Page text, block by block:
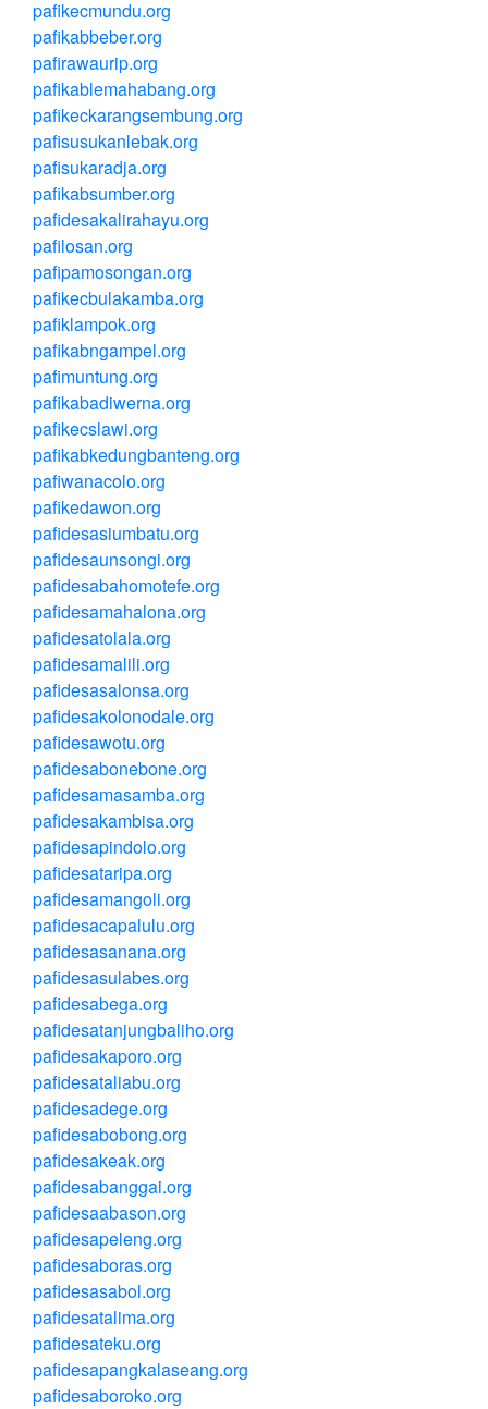
pafikecmundu.org
pafikabbeber.org
pafirawaurip.org
pafikablemahabang.org
pafikeckarangsembung.org
pafisusukanlebak.org
pafisukaradja.org
pafikabsumber.org
pafidesakalirahayu.org
pafilosan.org
pafipamosongan.org
pafikecbulakamba.org
pafiklampok.org
pafikabngampel.org
pafimuntung.org
pafikabadiwerna.org
pafikecslawi.org
pafikabkedungbanteng.org
pafiwanacolo.org
pafikedawon.org
pafidesasiumbatu.org
pafidesaunsongi.org
pafidesabahomotefe.org
pafidesamahalona.org
pafidesatolala.org
pafidesamalili.org
pafidesasalonsa.org
pafidesakolonodale.org
pafidesawotu.org
pafidesabonebone.org
pafidesamasamba.org
pafidesakambisa.org
pafidesapindolo.org
pafidesataripa.org
pafidesamangoli.org
pafidesacapalulu.org
pafidesasanana.org
pafidesasulabes.org
pafidesabega.org
pafidesatanjungbaliho.org
pafidesakaporo.org
pafidesataliabu.org
pafidesadege.org
pafidesabobong.org
pafidesakeak.org
pafidesabanggai.org
pafidesaabason.org
pafidesapeleng.org
pafidesaboras.org
pafidesasabol.org
pafidesatalima.org
pafidesateku.org
pafidesapangkalaseang.org
pafidesaboroko.org